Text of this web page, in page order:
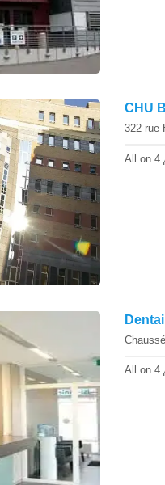
CHU
322 rue
All on 4
All on 4